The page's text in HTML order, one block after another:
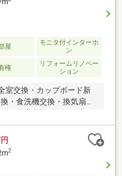
二重天井、複層ガラス採
た構造・大切なペットと
則あり）
屋
モニタ付インターホ
ン
権
リフォームリノベー
ション
室交換・カップボード新
・食洗機交換・換気扇交
務店施工■長期優良住宅
ョン■ペット飼育可（細
階のため、5F以上のエレ
3洋室■防犯カメラ完備
時間セキュリティシステ
2